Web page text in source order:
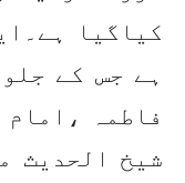
کیاگیا
ہے جس کے
فاطمہ
شیخ الحدیث